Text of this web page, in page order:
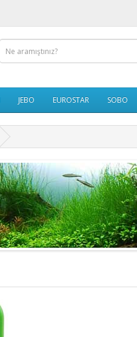
JEBO EUROSTAR SOBO